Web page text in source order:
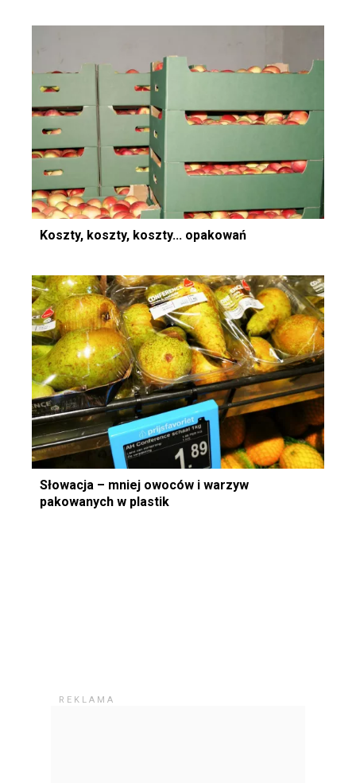
Koszty, koszty, koszty... opakowań
Słowacja – mniej owoców i warzyw
pakowanych w plastik